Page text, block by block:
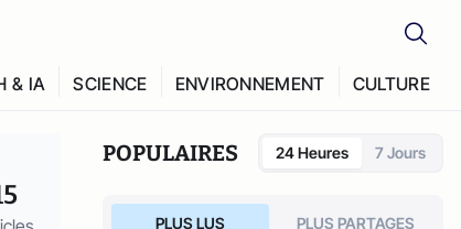
& IA SCIENCE ENVIRONNEMENT CULTURE
POPULAIRES 24 Heures 7 Jours
PLUS LUS PLUS PARTAGES